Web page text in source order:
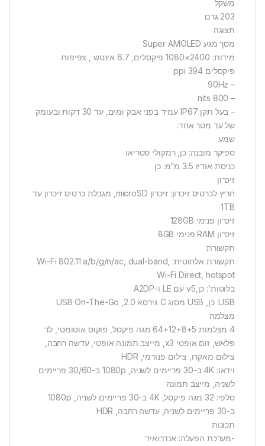
משקל
203 גרם
תצוגה
מסך מגע Super AMOLED
מידות: 2400×1080 פיקסלים, 6.7 אינטש , צפיפות
פיקסלים 394 ppi
– 90Hz
– 800 nits
– בעל תקן IP67 עמיד בפני אבק ומים, עד 30 דקות ובעומק
של עד מטר אחד.
שמע
ספיקר מובנה: כן, רמקולי סטריאו
כניסת אודיו 3.5 מ”מ: כן
זיכרון
חריץ לכרטיס זיכרון: זיכרון microSD, מגבלת כרטיס זיכרון עד
1TB
זיכרון פנימי 128GB
זיכרון RAM פנימי 8GB
תקשורת
תקשורת אלחוטית: Wi-Fi 802.11 a/b/g/n/ac, dual-band,
Wi-Fi Direct, hotspot
בלוטות’: כן,v5 עם LE ו-A2DP
USB: כן, USB מסוג C גירסא 2.0, USB On-The-Go
מצלמה
4 מצלמות 64+12+8+5 מגה פיקסל, פוקוס אוטומטי, לד
פלאש, זום אופטי x3, מייצב תמונה אופטי, עדשה רחבה,
צילום מאקרו, צילום פנורמי, HDR
וידאו: 4K ב-30 פריימים לשניה, 1080p ב-30/60 פריימים
לשניה, מייצב תמונה
סלפי: 32 מגה פיקסל, 4K ב-30 פריימים לשניה, 1080p
ב-30 פריימים לשניה, עדשה רחבה, HDR
תכונות
-מערכת הפעלה: אנדרואיד